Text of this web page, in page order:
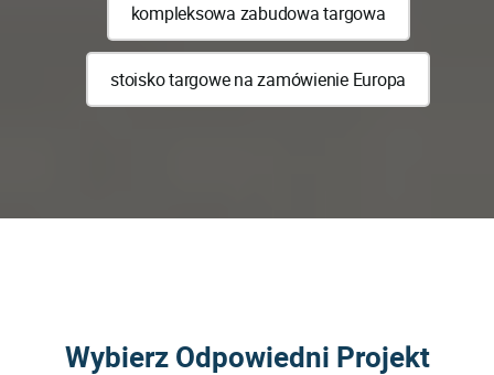
kompleksowa zabudowa targowa
stoisko targowe na zamówienie Europa
Wybierz Odpowiedni Projekt